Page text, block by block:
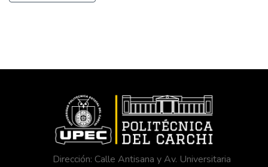
Dirección: Calle Antisana y Av. Universitaria